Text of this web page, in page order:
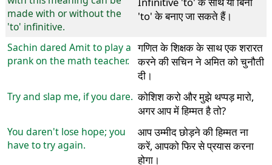
made with or without the
'to' infinitive.
'to' के बनाए जा सकते हैं।
Sachin dared Amit to play a
prank on the math teacher.
गणित के शिक्षक के साथ एक शरारत
करने की सचिन ने अमित को चुनौती
दी।
Try and slap me, if you dare. कोशिश करो और मुझे थप्पड़ मारो,
अगर आप में हिम्मत है तो?
You daren't lose hope; you
have to try again.
आप उम्मीद छोड़ने की हिम्मत ना
करें, आपको फिर से प्रयास करना
होगा।